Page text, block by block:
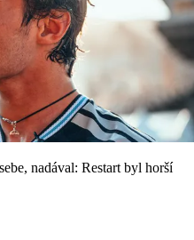
nadával: Restart byl horší